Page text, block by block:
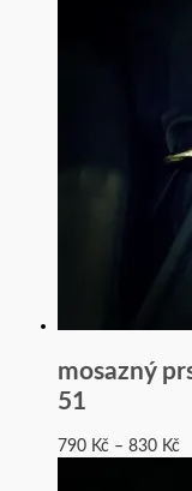
mosazný
51
790 Kč – 830 Kč